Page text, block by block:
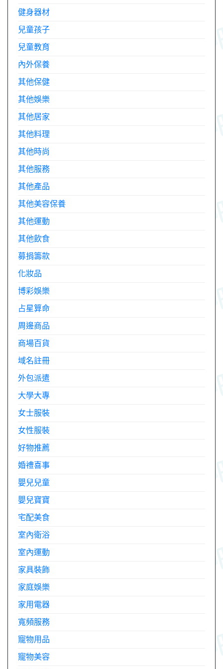
健身器材
兒童孩子
兒童教育
內外保養
其他保健
其他娛樂
其他居家
其他料理
其他時尚
其他服務
其他產品
其他美容保養
其他運動
其他飲食
募捐籌款
化妝品
博彩娛樂
占星算命
周邊商品
商場百貨
域名註冊
外包派遣
大學大專
女士服裝
女性服裝
好物推薦
婚禮喜事
嬰兒兒童
嬰兒寶寶
宅配美食
室內衛浴
室內運動
家具裝飾
家庭娛樂
家用電器
寬頻服務
寵物用品
寵物美容